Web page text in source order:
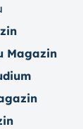
Magazin